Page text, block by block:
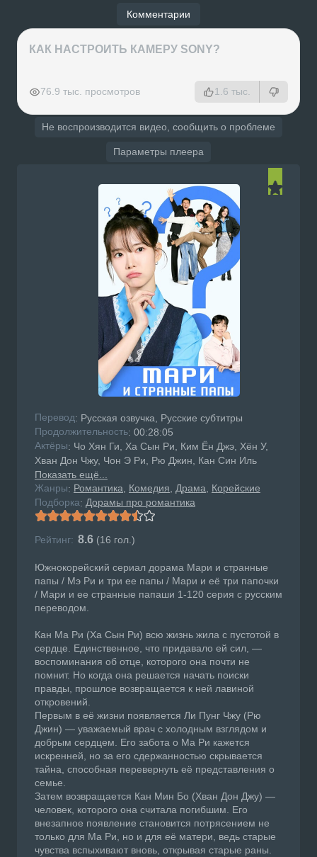
Комментарии
КАК НАСТРОИТЬ КАМЕРУ SONY?
76.9 тыс. просмотров 1.6 тыс.
Не воспроизводится видео, сообщить о проблеме
Параметры плеера
Перевод: Русская озвучка, Русские субтитры
Продолжительность: 00:28:05
Актёры: Чо Хян Ги, Ха Сын Ри, Ким Ён Джэ, Хён У,
Хван Дон Чжу, Чон Э Ри, Рю Джин, Кан Син Иль
Показать ещё...
Жанры: Романтика Комедия Драма Корейские
Подборка: Дорамы про романтика
Рейтинг: 8.6 (16 гол.)
Южнокорейский сериал дорама Мари и странные
папы / Мэ Ри и три ее папы / Мари и её три папочки
/ Мари и ее странные папаши 1-120 серия с русским
переводом.
Кан Ма Ри (Ха Сын Ри) всю жизнь жила с пустотой в
сердце. Единственное, что придавало ей сил, —
воспоминания об отце, которого она почти не
помнит. Но когда она решается начать поиски
правды, прошлое возвращается к ней лавиной
откровений.
Первым в её жизни появляется Ли Пунг Чжу (Рю
Джин) — уважаемый врач с холодным взглядом и
добрым сердцем. Его забота о Ма Ри кажется
искренней, но за его сдержанностью скрывается
тайна, способная перевернуть её представления о
семье.
Затем возвращается Кан Мин Бо (Хван Дон Джу) —
человек, которого она считала погибшим. Его
внезапное появление становится потрясением не
только для Ма Ри, но и для её матери, ведь старые
чувства вспыхивают вновь, открывая старые раны.